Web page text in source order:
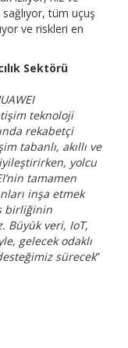
tüm uçuş
ve riskleri en
Sektörü
teknoloji
rekabetçi
tabanlı, akıllı ve
yolcu
tamamen
inşa etmek
birliğinin
Büyük veri, IoT,
gelecek odaklı
sürecek”